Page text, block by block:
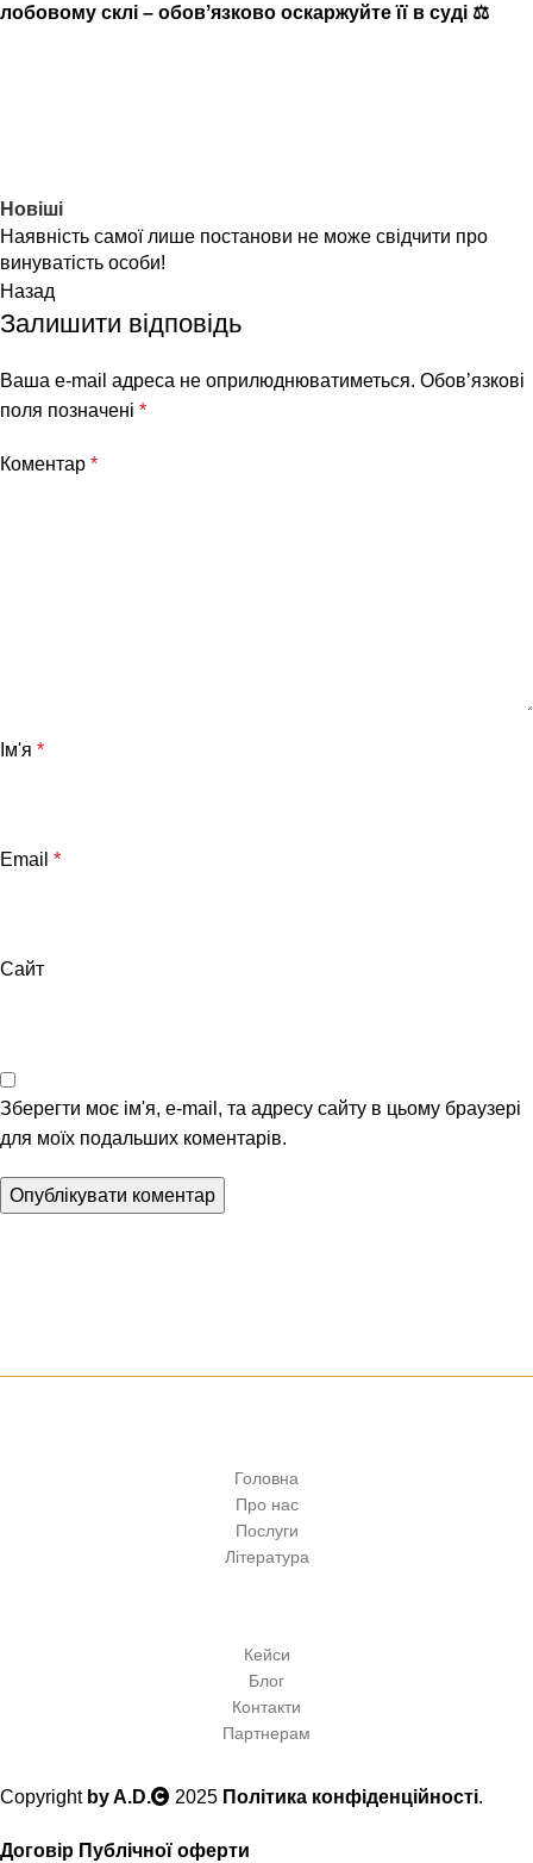
лобовому склі – обовʼязково оскаржуйте її в суді ⚖️
Новіші
Наявність самої лише постанови не може свідчити про
винуватість особи!
Назад
Залишити відповідь
Ваша e-mail адреса не оприлюднюватиметься. Обов’язкові
поля позначені *
Коментар *
Ім'я *
Email *
Сайт
Зберегти моє ім'я, e-mail, та адресу сайту в цьому браузері
для моїх подальших коментарів.
Головна
Про нас
Послуги
Література
Кейси
Блог
Контакти
Партнерам
Copyright by A.D. 2025 Політика конфіденційності.
Договір Публічної оферти